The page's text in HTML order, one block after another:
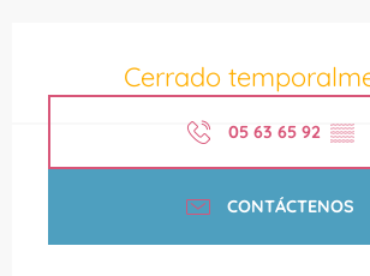
Cerrado
05 63 65 92 ▒▒
CONTÁCTENOS